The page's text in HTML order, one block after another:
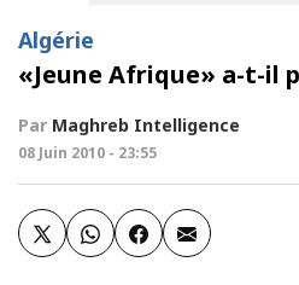
Algérie
«Jeune Afrique» a-t-il
Par Maghreb Intelligence
08 Juin 2010 - 23:55